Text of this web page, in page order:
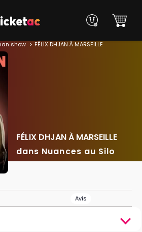
show FÉLIX DHJAN À MARSEILLE
FÉLIX DHJAN À MARSEILLE
dans Nuances au Silo
Avis